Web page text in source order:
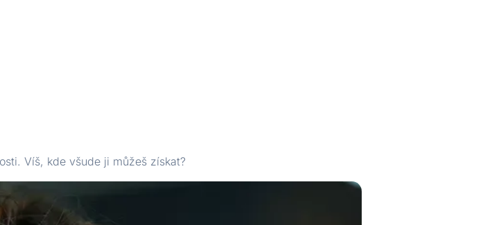
Víš, kde všude ji můžeš získat?